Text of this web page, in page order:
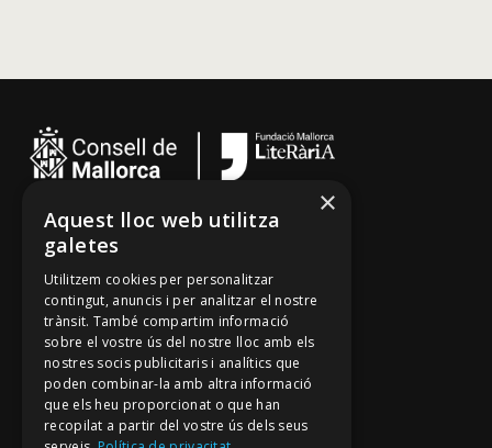
Cançoner
Tradicionari
Arxiu Oral
Contacte
Segueix-nos
Mallorca Oral, un projecte de
×
Aquest lloc web utilitza
galetes
Utilitzem cookies per personalitzar
contingut, anuncis i per analitzar el nostre
trànsit. També compartim informació
sobre el vostre ús del nostre lloc amb els
nostres socis publicitaris i analítics que
poden combinar-la amb altra informació
que els heu proporcionat o que han
recopilat a partir del vostre ús dels seus